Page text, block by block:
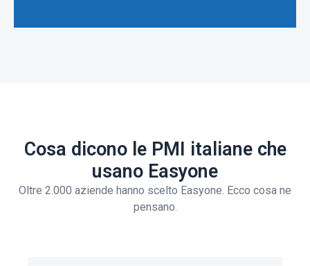
Cosa dicono le PMI italiane che
usano Easyone
Oltre 2.000 aziende hanno scelto Easyone. Ecco cosa ne
pensano.